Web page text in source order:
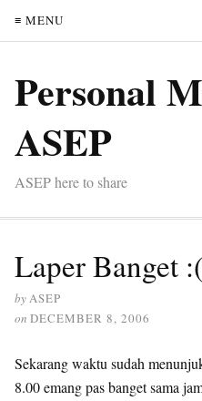
≡ MENU
Personal
ASEP
ASEP here to share
Laper Banget :(
byASEP
on DECEMBER 8, 2006
Sekarang waktu sudah
8.00 emang pas banget sama